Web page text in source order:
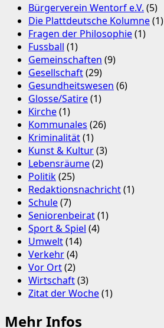
Bürgerverein Wentorf e.V. (5)
Die Plattdeutsche Kolumne(1)
Fragen der Philosophie(1)
Fussball (1)
Gemeinschaften (9)
Gesellschaft(29)
Gesundheitswesen (6)
Glosse/Satire(1)
Kirche(1)
Kommunales (26)
Kriminalität(1)
Kunst & Kultur(3)
Lebensräume(2)
Politik(25)
Redaktionsnachricht(1)
Schule(7)
Seniorenbeirat(1)
Sport & Spiel (4)
Umwelt(14)
Verkehr(4)
Vor Ort(2)
Wirtschaft(3)
Zitat der Woche(1)
Mehr Infos